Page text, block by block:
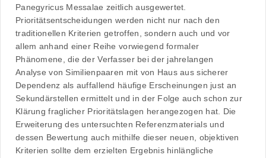
Panegyricus Messalae zeitlich ausgewertet.
Prioritätsentscheidungen werden nicht nur nach den
traditionellen Kriterien getroffen, sondern auch und vor
allem anhand einer Reihe vorwiegend formaler
Phänomene, die der Verfasser bei der jahrelangen
Analyse von Similienpaaren mit von Haus aus sicherer
Dependenz als auffallend häufige Erscheinungen just an
Sekundärstellen ermittelt und in der Folge auch schon zur
Klärung fraglicher Prioritätslagen herangezogen hat. Die
Erweiterung des untersuchten Referenzmaterials und
dessen Bewertung auch mithilfe dieser neuen, objektiven
Kriterien sollte dem erzielten Ergebnis hinlängliche